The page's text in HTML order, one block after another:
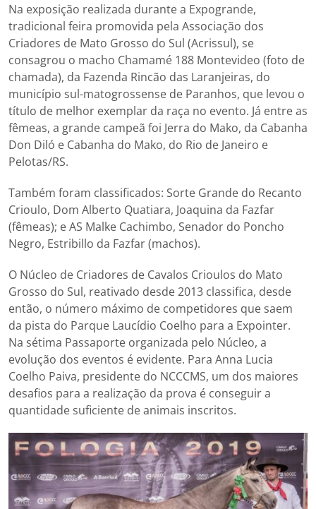
Na exposição realizada durante a Expogrande,
tradicional feira promovida pela Associação dos
Criadores de Mato Grosso do Sul (Acrissul), se
consagrou o macho Chamamé 188 Montevideo (foto de
chamada), da Fazenda Rincão das Laranjeiras, do
município sul-matogrossense de Paranhos, que levou o
título de melhor exemplar da raça no evento. Já entre as
fêmeas, a grande campeã foi Jerra do Mako, da Cabanha
Don Diló e Cabanha do Mako, do Rio de Janeiro e
Pelotas/RS.
Também foram classificados: Sorte Grande do Recanto
Crioulo, Dom Alberto Quatiara, Joaquina da Fazfar
(fêmeas); e AS Malke Cachimbo, Senador do Poncho
Negro, Estribillo da Fazfar (machos).
O Núcleo de Criadores de Cavalos Crioulos do Mato
Grosso do Sul, reativado desde 2013 classifica, desde
então, o número máximo de competidores que saem
da pista do Parque Laucídio Coelho para a Expointer.
Na sétima Passaporte organizada pelo Núcleo, a
evolução dos eventos é evidente. Para Anna Lucia
Coelho Paiva, presidente do NCCCMS, um dos maiores
desafios para a realização da prova é conseguir a
quantidade suficiente de animais inscritos.